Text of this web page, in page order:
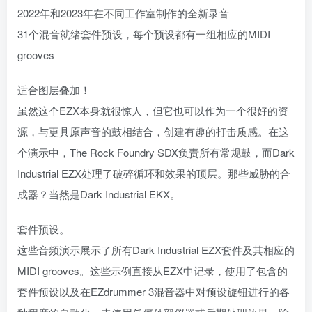
2022年和2023年在不同工作室制作的全新录音
31个混音就绪套件预设，每个预设都有一组相应的MIDI
grooves
适合图层叠加！
虽然这个EZX本身就很惊人，但它也可以作为一个很好的资
源，与更具原声音的鼓相结合，创建有趣的打击质感。在这
个演示中，The Rock Foundry SDX负责所有常规鼓，而Dark
Industrial EZX处理了破碎循环和效果的顶层。那些威胁的合
成器？当然是Dark Industrial EKX。
套件预设。
这些音频演示展示了所有Dark Industrial EZX套件及其相应的
MIDI grooves。这些示例直接从EZX中记录，使用了包含的
套件预设以及在EZdrummer 3混音器中对预设旋钮进行的各